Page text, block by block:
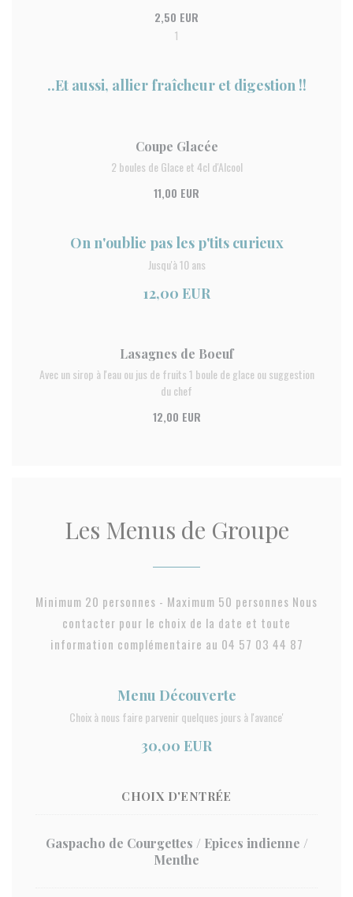
2,50 EUR
1
..Et aussi, allier fraîcheur et digestion !!
Coupe Glacée
2 boules de Glace et 4cl d'Alcool
11,00 EUR
On n'oublie pas les p'tits curieux
Jusqu'à 10 ans
12,00 EUR
Lasagnes de Boeuf
Avec un sirop à l'eau ou jus de fruits 1 boule de glace ou suggestion
du chef
12,00 EUR
Les Menus de Groupe
Minimum 20 personnes - Maximum 50 personnes Nous
contacter pour le choix de la date et toute
information complémentaire au 04 57 03 44 87
Menu Découverte
Choix à nous faire parvenir quelques jours à l'avance'
30,00 EUR
CHOIX D'ENTRÉE
Gaspacho de Courgettes / Epices indienne /
Menthe